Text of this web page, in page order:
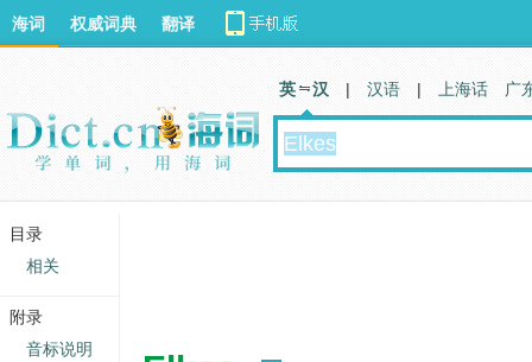
海词 权威词典 翻译
英 汉 | 汉语 | 上海话 广
目录
相关
附录
音标说明